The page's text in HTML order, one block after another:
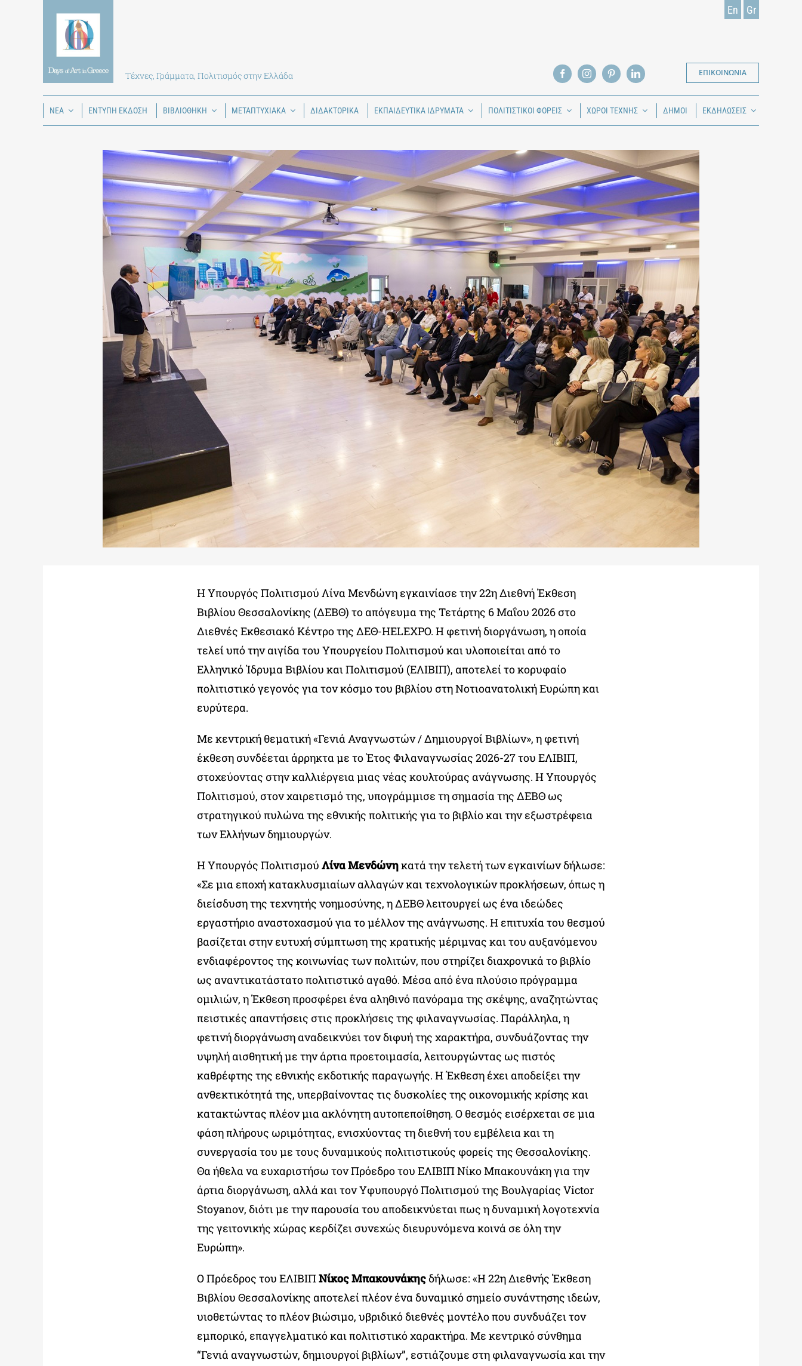
Τέχνες, Γράμματα, Πολιτισμός στην Ελλάδα
En Gr
ΕΠΙΚΟΙΝΩΝΙΑ
ΝΕΑ ΕΝΤΥΠΗ ΕΚΔΟΣΗ ΒΙΒΛΙΟΘΗΚΗ ΜΕΤΑΠΤΥΧΙΑΚΑ ΔΙΔΑΚΤΟΡΙΚΑ ΕΚΠΑΙΔΕΥΤΙΚΑ ΙΔΡΥΜΑΤΑ ΠΟΛΙΤΙΣΤΙΚΟΙ ΦΟΡΕΙΣ ΧΩΡΟΙ ΤΕΧΝΗΣ ΔΗΜΟΙ ΕΚΔΗΛΩΣΕΙΣ
Η Υπουργός Πολιτισμού Λίνα Μενδώνη εγκαινίασε την 22η Διεθνή Έκθεση
Βιβλίου Θεσσαλονίκης (ΔΕΒΘ) το απόγευμα της Τετάρτης 6 Μαΐου 2026 στο
Διεθνές Εκθεσιακό Κέντρο της ΔΕΘ-HELEXPO. Η φετινή διοργάνωση, η οποία
τελεί υπό την αιγίδα του Υπουργείου Πολιτισμού και υλοποιείται από το
Ελληνικό Ίδρυμα Βιβλίου και Πολιτισμού (ΕΛΙΒΙΠ), αποτελεί το κορυφαίο
πολιτιστικό γεγονός για τον κόσμο του βιβλίου στη Νοτιοανατολική Ευρώπη και
ευρύτερα.
Με κεντρική θεματική «Γενιά Αναγνωστών / Δημιουργοί Βιβλίων», η φετινή
έκθεση συνδέεται άρρηκτα με το Έτος Φιλαναγνωσίας 2026-27 του ΕΛΙΒΙΠ,
στοχεύοντας στην καλλιέργεια μιας νέας κουλτούρας ανάγνωσης. Η Υπουργός
Πολιτισμού, στον χαιρετισμό της, υπογράμμισε τη σημασία της ΔΕΒΘ ως
στρατηγικού πυλώνα της εθνικής πολιτικής για το βιβλίο και την εξωστρέφεια
των Ελλήνων δημιουργών.
Η Υπουργός Πολιτισμού Λίνα Μενδώνηκατά την τελετή των εγκαινίων δήλωσε:
«Σε μια εποχή κατακλυσμιαίων αλλαγών και τεχνολογικών προκλήσεων, όπως η
διείσδυση της τεχνητής νοημοσύνης, η ΔΕΒΘ λειτουργεί ως ένα ιδεώδες
εργαστήριο αναστοχασμού για το μέλλον της ανάγνωσης. Η επιτυχία του θεσμού
βασίζεται στην ευτυχή σύμπτωση της κρατικής μέριμνας και του αυξανόμενου
ενδιαφέροντος της κοινωνίας των πολιτών, που στηρίζει διαχρονικά το βιβλίο
ως αναντικατάστατο πολιτιστικό αγαθό. Μέσα από ένα πλούσιο πρόγραμμα
ομιλιών, η Έκθεση προσφέρει ένα αληθινό πανόραμα της σκέψης, αναζητώντας
πειστικές απαντήσεις στις προκλήσεις της φιλαναγνωσίας. Παράλληλα, η
φετινή διοργάνωση αναδεικνύει τον διφυή της χαρακτήρα, συνδυάζοντας την
υψηλή αισθητική με την άρτια προετοιμασία, λειτουργώντας ως πιστός
καθρέφτης της εθνικής εκδοτικής παραγωγής. Η Έκθεση έχει αποδείξει την
ανθεκτικότητά της, υπερβαίνοντας τις δυσκολίες της οικονομικής κρίσης και
κατακτώντας πλέον μια ακλόνητη αυτοπεποίθηση. Ο θεσμός εισέρχεται σε μια
φάση πλήρους ωριμότητας, ενισχύοντας τη διεθνή του εμβέλεια και τη
συνεργασία του με τους δυναμικούς πολιτιστικούς φορείς της Θεσσαλονίκης.
Θα ήθελα να ευχαριστήσω τον Πρόεδρο του ΕΛΙΒΙΠ Νίκο Μπακουνάκη για την
άρτια διοργάνωση, αλλά και τον Υφυπουργό Πολιτισμού της Βουλγαρίας Victor
Stoyanov, διότι με την παρουσία του αποδεικνύεται πως η δυναμική λογοτεχνία
της γειτονικής χώρας κερδίζει συνεχώς διευρυνόμενα κοινά σε όλη την
Ευρώπη».
Ο Πρόεδρος του ΕΛΙΒΙΠΝίκος Μπακουνάκηςδήλωσε: «Η 22η Διεθνής Έκθεση
Βιβλίου Θεσσαλονίκης αποτελεί πλέον ένα δυναμικό σημείο συνάντησης ιδεών,
υιοθετώντας το πλέον βιώσιμο, υβριδικό διεθνές μοντέλο που συνδυάζει τον
εμπορικό, επαγγελματικό και πολιτιστικό χαρακτήρα. Με κεντρικό σύνθημα
“Γενιά αναγνωστών, δημιουργοί βιβλίων”, εστιάζουμε στη φιλαναγνωσία και την